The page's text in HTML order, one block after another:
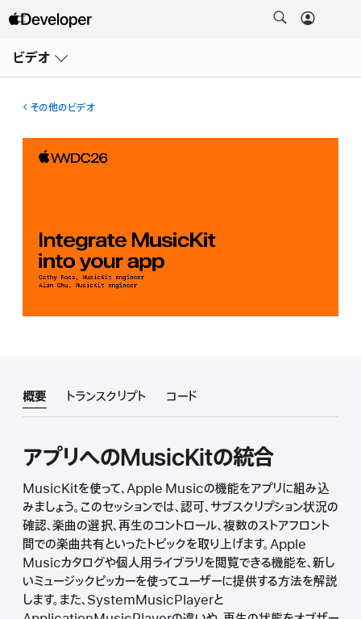
ビデオ
ー
その他のビデオ
概要 トランスクリプト コード
アプリへのMusicKitの統合
MusicKitを使って、Apple Musicの機能をアプリに組み込
みましょう。このセッションでは、認可、サブスクリプション状況の
確認、楽曲の選択、再生のコントロール、複数のストアフロント
間での楽曲共有といったトピックを取り上げます。Apple
Musicカタログや個人用ライブラリを閲覧できる機能を、新し
いミュージックピッカーを使ってユーザーに提供する方法を解説
します。また、SystemMusicPlayerと